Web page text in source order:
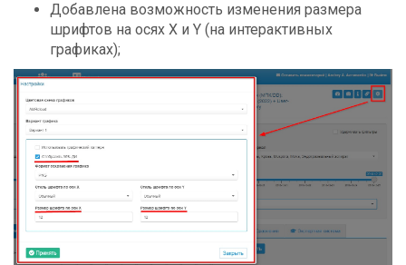
Добавлена возможность изменения размера
шрифтов на осях Х и Y (на интерактивных
графиках);